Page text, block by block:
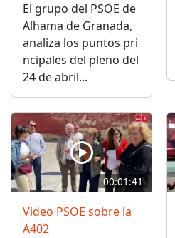
El grupo del PSOE de
Alhama de Granada,
analiza los puntos pri
ncipales del pleno del
24 de abril...
00:01:41
Video PSOE sobre la
A402